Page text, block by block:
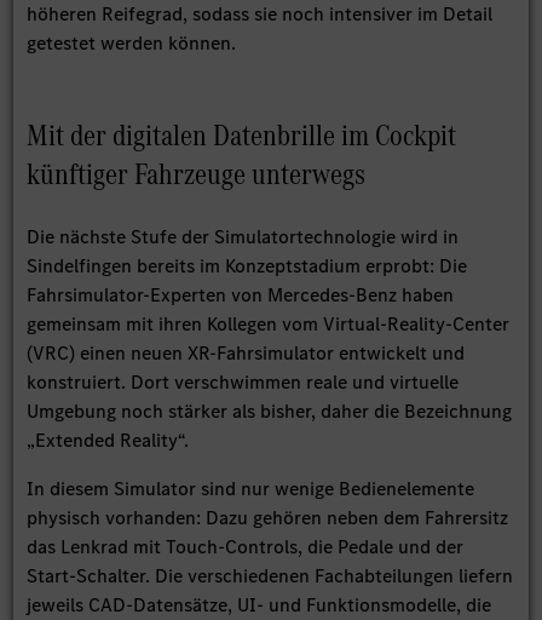
höheren Reifegrad, sodass sie noch intensiver im Detail
getestet werden können.
Mit der digitalen Datenbrille im Cockpit
künftiger Fahrzeuge unterwegs
Die nächste Stufe der Simulatortechnologie wird in
Sindelfingen bereits im Konzeptstadium erprobt: Die
Fahrsimulator-Experten von Mercedes-Benz haben
gemeinsam mit ihren Kollegen vom Virtual-Reality-Center
(VRC) einen neuen XR-Fahrsimulator entwickelt und
konstruiert. Dort verschwimmen reale und virtuelle
Umgebung noch stärker als bisher, daher die Bezeichnung
„Extended Reality“.
In diesem Simulator sind nur wenige Bedienelemente
physisch vorhanden: Dazu gehören neben dem Fahrersitz
das Lenkrad mit Touch-Controls, die Pedale und der
Start-Schalter. Die verschiedenen Fachabteilungen liefern
jeweils CAD-Datensätze, UI- und Funktionsmodelle, die